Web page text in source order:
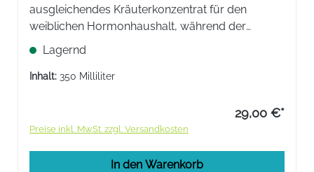
ausgleichendes Kräuterkonzentrat für den
weiblichen Hormonhaushalt, während der
Wechseljahre nach traditionell chinesischem
Rezept.
Lagernd
Inhalt: 350 Milliliter
29,00 €*
Preise inkl. MwSt. zzgl. Versandkosten
In den Warenkorb